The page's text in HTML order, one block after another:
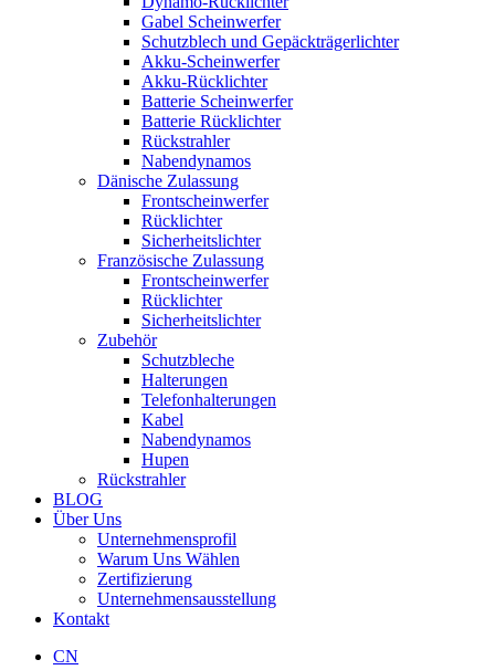
Gabel Scheinwerfer
Schutzblech und Gepäckträgerlichter
Akku-Scheinwerfer
Akku-Rücklichter
Batterie Scheinwerfer
Batterie Rücklichter
Rückstrahler
Nabendynamos
Dänische Zulassung
Frontscheinwerfer
Rücklichter
Sicherheitslichter
Französische Zulassung
Frontscheinwerfer
Rücklichter
Sicherheitslichter
Zubehör
Schutzbleche
Halterungen
Telefonhalterungen
Kabel
Nabendynamos
Hupen
Rückstrahler
BLOG
Über Uns
Unternehmensprofil
Warum Uns Wählen
Zertifizierung
Unternehmensausstellung
Kontakt
CN